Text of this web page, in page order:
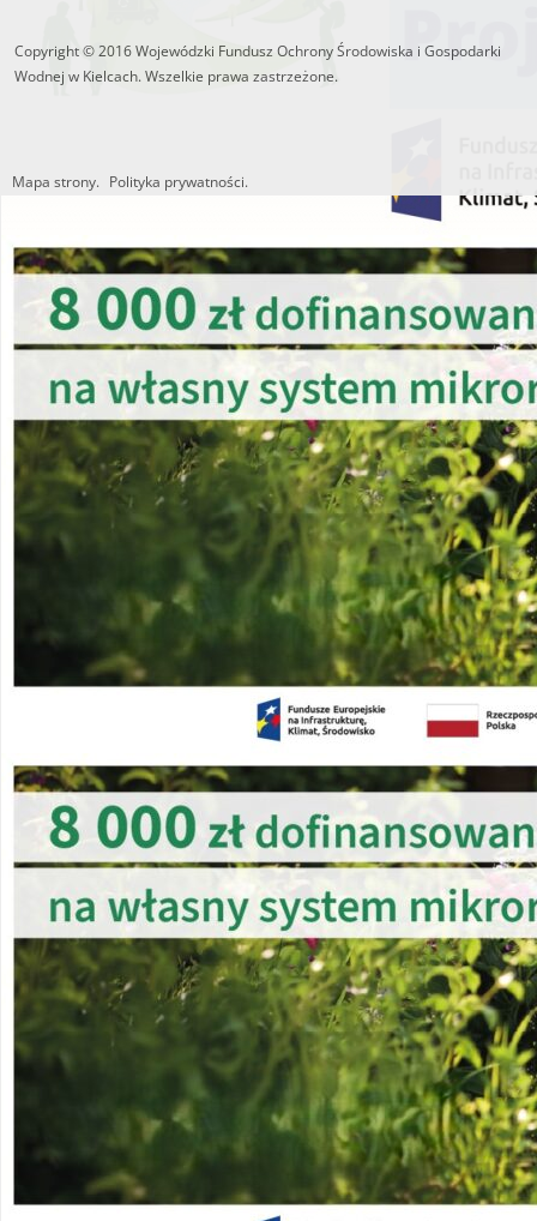
Copyright © 2016 Wojewódzki Fundusz Ochrony Środowiska i Gospodarki
Wodnej w Kielcach. Wszelkie prawa zastrzeżone.
Mapa strony. Polityka prywatności.